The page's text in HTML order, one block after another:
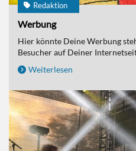
Redaktion
Werbung
Hier könnte Deine Werbung
Besucher auf Deiner
Weiterlesen